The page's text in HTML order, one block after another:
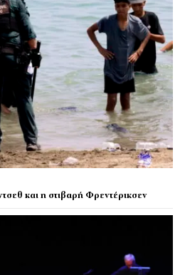
και η στιβαρή Φρεντέρικσεν